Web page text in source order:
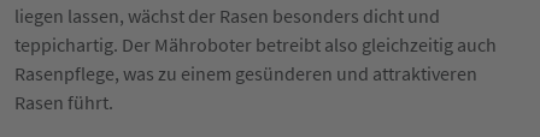
liegen lassen, wächst der Rasen besonders dicht und
teppichartig. Der Mähroboter betreibt also gleichzeitig auch
Rasenpflege, was zu einem gesünderen und attraktiveren
Rasen führt.